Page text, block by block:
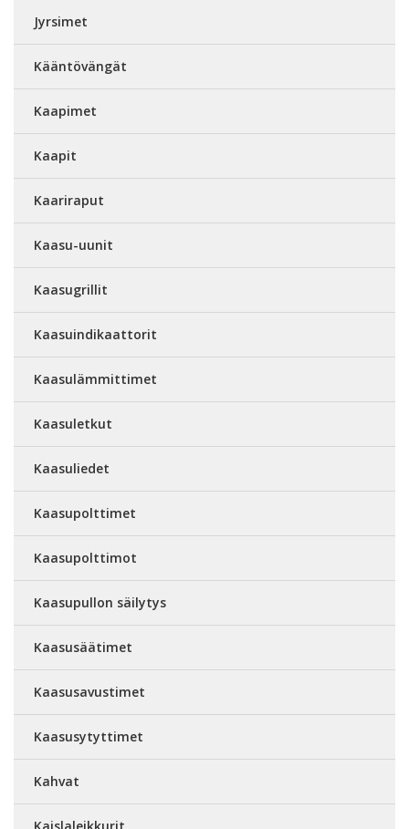
Jyrsimet
Kääntövängät
Kaapimet
Kaapit
Kaariraput
Kaasu-uunit
Kaasugrillit
Kaasuindikaattorit
Kaasulämmittimet
Kaasuletkut
Kaasuliedet
Kaasupolttimet
Kaasupolttimot
Kaasupullon säilytys
Kaasusäätimet
Kaasusavustimet
Kaasusytyttimet
Kahvat